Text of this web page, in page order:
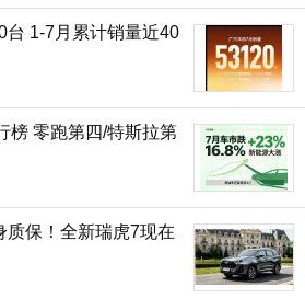
台 1-7月累计销量近40
榜 零跑第四/特斯拉第
质保！全新瑞虎7现在